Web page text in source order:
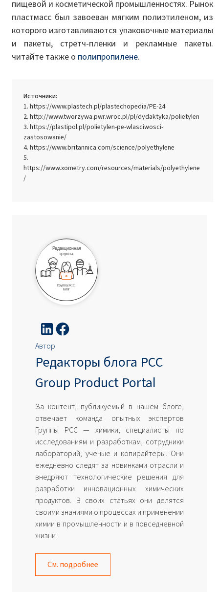
пищевой и косметической промышленностях. Рынок
пластмасс был завоеван мягким полиэтиленом, из
которого изготавливаются упаковочные материалы
и пакеты, стретч-пленки и рекламные пакеты.
читайте также о полипропилене.
Источники:
https://www.plastech.pl/plastechopedia/PE-24
http://www.tworzywa.pwr.wroc.pl/pl/dydaktyka/polietylen
https://plastipol.pl/polietylen-pe-wlasciwosci-
zastosowanie/
https://www.britannica.com/science/polyethylene
https://www.xometry.com/resources/materials/polyethylene
/
Автор
Редакторы блога PCC
Group Product Portal
За контент, публикуемый в нашем блоге,
отвечает команда опытных экспертов
Группы PCC — химики, специалисты по
исследованиям и разработкам, сотрудники
лабораторий, ученые и копирайтеры. Они
ежедневно следят за новинками отрасли и
внедряют технологические решения для
разработки инновационных химических
продуктов. В своих статьях они делятся
своими знаниями о процессах и применении
химии в промышленности и в повседневной
жизни.
См. подробнее